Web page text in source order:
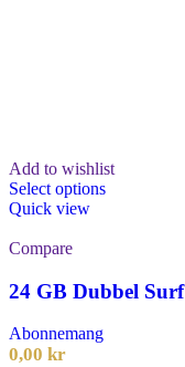
Add to wishlist
Select options
Quick view
Compare
24 GB Dubbel Surf
Abonnemang
0,00 kr